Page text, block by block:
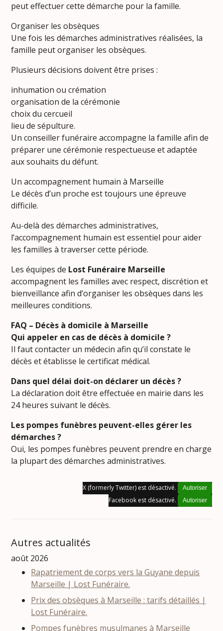
peut effectuer cette démarche pour la famille.
Organiser les obsèques
Une fois les démarches administratives réalisées, la
famille peut organiser les obsèques.
Plusieurs décisions doivent être prises :
inhumation ou crémation
organisation de la cérémonie
choix du cercueil
lieu de sépulture.
Un conseiller funéraire accompagne la famille afin de
préparer une cérémonie respectueuse et adaptée
aux souhaits du défunt.
Un accompagnement humain à Marseille
Le décès d’un proche est toujours une épreuve
difficile.
Au-delà des démarches administratives,
l’accompagnement humain est essentiel pour aider
les familles à traverser cette période.
Les équipes de Lost Funéraire Marseille
accompagnent les familles avec respect, discrétion et
bienveillance afin d’organiser les obsèques dans les
meilleures conditions.
FAQ – Décès à domicile à Marseille
Qui appeler en cas de décès à domicile ?
Il faut contacter un médecin afin qu’il constate le
décès et établisse le certificat médical.
Dans quel délai doit-on déclarer un décès ?
La déclaration doit être effectuée en mairie dans les
24 heures suivant le décès.
Les pompes funèbres peuvent-elles gérer les
démarches ?
Oui, les pompes funèbres peuvent prendre en charge
la plupart des démarches administratives.
X (formerly Twitter) est désactivé. Autoriser
Facebook est désactivé. Autoriser
Autres actualités
août 2026
Rapatriement de corps vers la Guyane depuis
Marseille | Lost Funéraire.
Prix des obsèques à Marseille : tarifs détaillés |
Lost Funéraire.
Pompes funèbres musulmanes à Marseille